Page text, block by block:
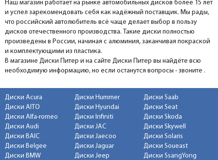
Наш магазин работает на рынке автомобильных дисков более 15 лет
и успел зарекомендовать себя как надёжный поставщик. Мы рады,
что российский автолюбитель всё чаще делает выбор в пользу
дисков отечественного производства. Такие диски полностью
произведены в России, начиная с алюминия, заканчивая покраской
и комплектующими из пластика.
В магазине Диски Питер и на сайте Диски Питер вы найдёте всю
необходимую информацию, но если останутся вопросы - звоните .
Диски Acura
Диски AITO
Диски Alfa-romeo
Диски Audi
Диски BAIC
Диски Belgee
Диски BMW
Диски Hummer
Диски Hyundai
Диски Infiniti
Диски JAC
Диски Jaecoo
Диски Jaguar
Диски Jeep
Диски Saab
Диски Seat
Диски Skoda
Диски Skywell
Диски Solaris
Диски Soueast
Диски SsangYong